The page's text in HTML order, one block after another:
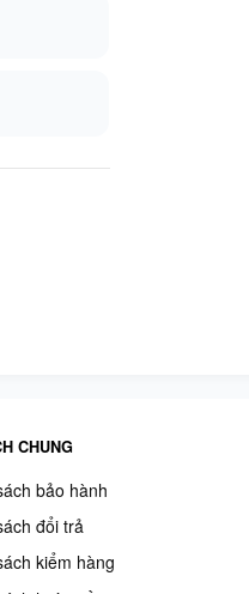
CHUNG
bảo hành
đổi trả
kiểm hàng